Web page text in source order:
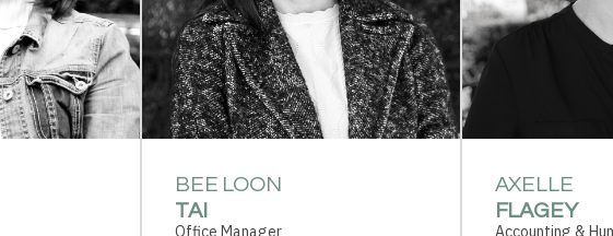
BEE LOON
TAI
Office Manager
AXELLE
FLAGEY
Accounting &